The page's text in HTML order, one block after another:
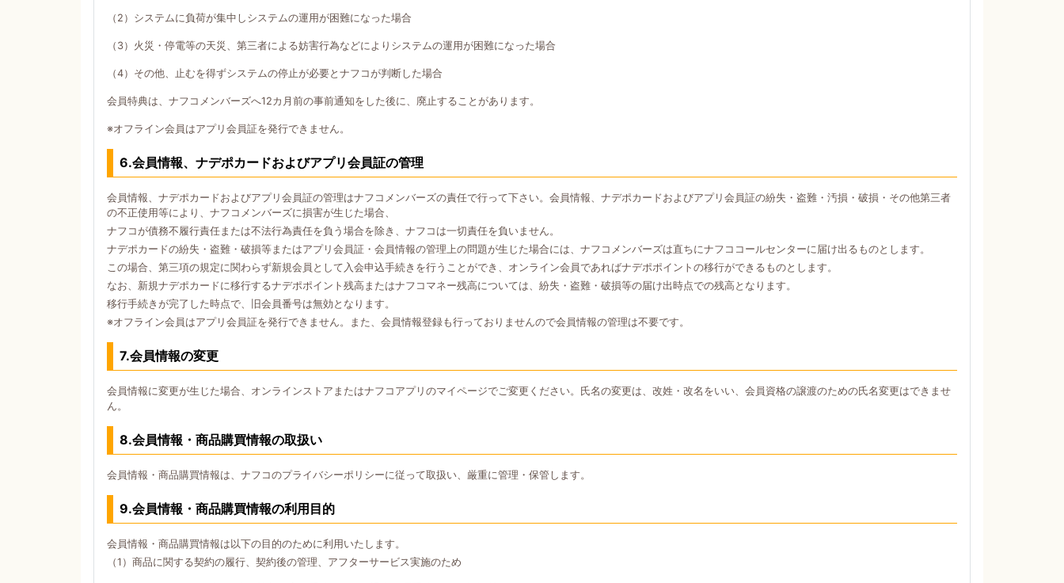
（2）システムに負荷が集中しシステムの運用が困難になった場合
（3）火災・停電等の天災、第三者による妨害行為などによりシステムの運用が困難になった場合
（4）その他、止むを得ずシステムの停止が必要とナフコが判断した場合
会員特典は、ナフコメンバーズへ12カ月前の事前通知をした後に、廃止することがあります。
※オフライン会員はアプリ会員証を発行できません。
6.会員情報、ナデポカードおよびアプリ会員証の管理
会員情報、ナデポカードおよびアプリ会員証の管理はナフコメンバーズの責任で行って下さい。会員情報、ナデポカードおよびアプリ会員証の紛失・盗難・汚損・破損・その他第三者
の不正使用等により、ナフコメンバーズに損害が生じた場合、
ナフコが債務不履行責任または不法行為責任を負う場合を除き、ナフコは一切責任を負いません。
ナデポカードの紛失・盗難・破損等またはアプリ会員証・会員情報の管理上の問題が生じた場合には、ナフコメンバーズは直ちにナフココールセンターに届け出るものとします。
この場合、第三項の規定に関わらず新規会員として入会申込手続きを行うことができ、オンライン会員であればナデポポイントの移行ができるものとします。
なお、新規ナデポカードに移行するナデポポイント残高またはナフコマネー残高については、紛失・盗難・破損等の届け出時点での残高となります。
移行手続きが完了した時点で、旧会員番号は無効となります。
※オフライン会員はアプリ会員証を発行できません。また、会員情報登録も行っておりませんので会員情報の管理は不要です。
7.会員情報の変更
会員情報に変更が生じた場合、オンラインストアまたはナフコアプリのマイページでご変更ください。氏名の変更は、改姓・改名をいい、会員資格の譲渡のための氏名変更はできませ
ん。
8.会員情報・商品購買情報の取扱い
会員情報・商品購買情報は、ナフコのプライバシーポリシーに従って取扱い、厳重に管理・保管します。
9.会員情報・商品購買情報の利用目的
会員情報・商品購買情報は以下の目的のために利用いたします。
（1）商品に関する契約の履行、契約後の管理、アフターサービス実施のため